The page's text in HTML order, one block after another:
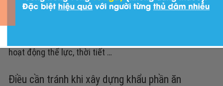
giảm cân hữu hiệu, nước uống ở đây có thể là nước
hoạt động thể lực, thời tiết …
Điều cần tránh khi xây dựng khẩu phần ăn